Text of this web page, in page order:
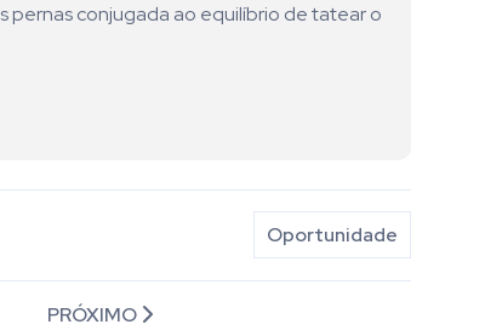
pernas conjugada ao equilíbrio de tatear o
Oportunidade
PRÓXIMO